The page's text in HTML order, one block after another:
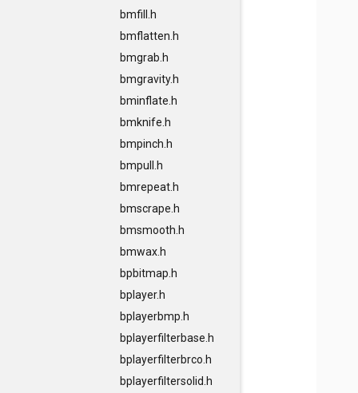
bmfill.h
bmflatten.h
bmgrab.h
bmgravity.h
bminflate.h
bmknife.h
bmpinch.h
bmpull.h
bmrepeat.h
bmscrape.h
bmsmooth.h
bmwax.h
bpbitmap.h
bplayer.h
bplayerbmp.h
bplayerfilterbase.h
bplayerfilterbrco.h
bplayerfiltersolid.h